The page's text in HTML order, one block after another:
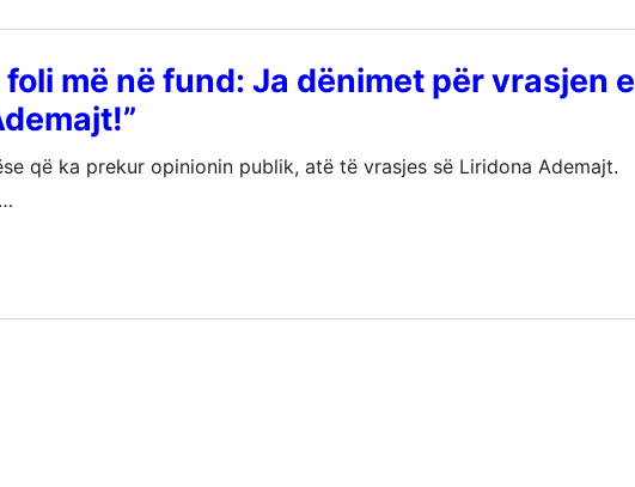
foli më në fund: Ja dënimet për vrasjen e
që ka prekur opinionin publik, atë të vrasjes së Liridona Ademajt.